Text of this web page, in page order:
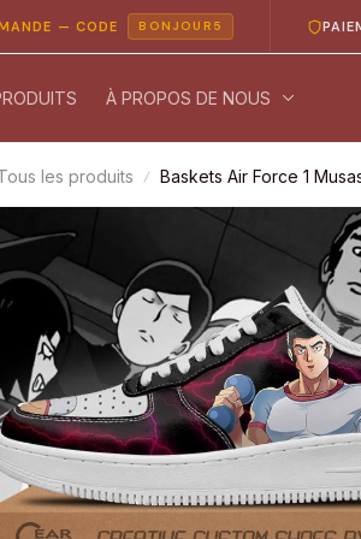
CODE BONJOUR5 PAIEMENT
À PROPOS DE NOUS
les produits Baskets Air Force 1